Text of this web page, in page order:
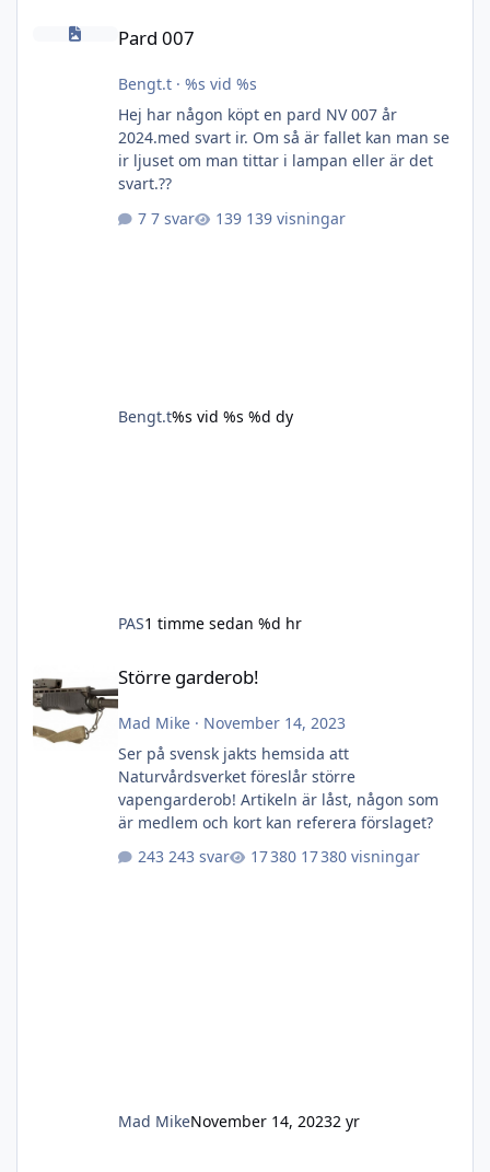
Pard 007
Pard 007
Bengt.t· %s vid %s
Hej har någon köpt en pard NV 007 år
2024.med svart ir. Om så är fallet kan man se
ir ljuset om man tittar i lampan eller är det
svart.??
7 svar
139 visningar
Bengt.t%s vid %s %d dy
PAS1 timme sedan %d hr
Större garderob!
Mad Mike· November 14, 2023
Ser på svensk jakts hemsida att
Naturvårdsverket föreslår större
vapengarderob! Artikeln är låst, någon som
är medlem och kort kan referera förslaget?
243 svar
17 380 visningar
Mad MikeNovember 14, 20232 yr